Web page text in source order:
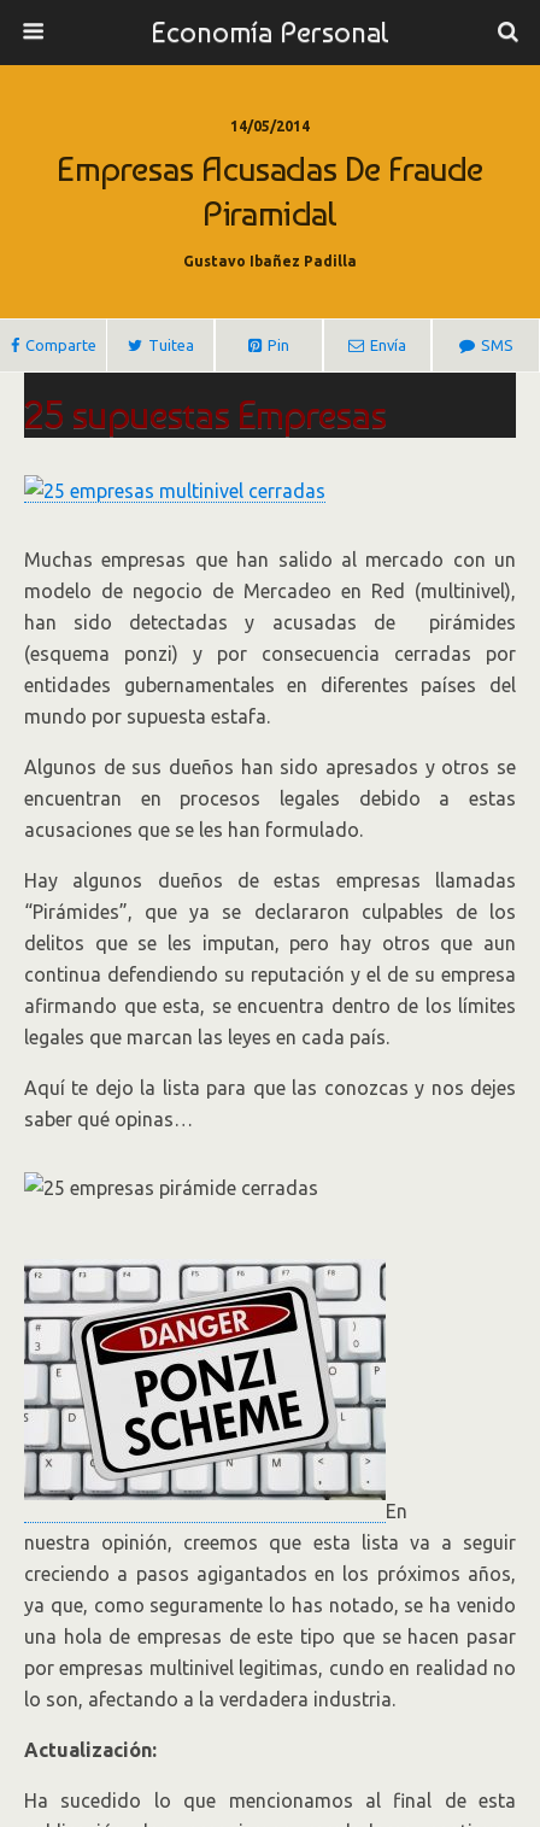
Economía Personal
14/05/2014
Empresas Acusadas De Fraude
Piramidal
Gustavo Ibañez Padilla
Comparte Tuitea Pin Envía SMS
25 supuestas Empresas
“Multinivel” acusadas de
pirámides
Por Guillermo Zuluaga.
Muchas empresas que han salido al mercado con un
modelo de negocio de Mercadeo en Red (multinivel),
han sido detectadas y acusadas de pirámides
(esquema ponzi) y por consecuencia cerradas por
entidades gubernamentales en diferentes países del
mundo por supuesta estafa.
Algunos de sus dueños han sido apresados y otros se
encuentran en procesos legales debido a estas
acusaciones que se les han formulado.
Hay algunos dueños de estas empresas llamadas
“Pirámides”, que ya se declararon culpables de los
delitos que se les imputan, pero hay otros que aun
continua defendiendo su reputación y el de su empresa
afirmando que esta, se encuentra dentro de los límites
legales que marcan las leyes en cada país.
Aquí te dejo la lista para que las conozcas y nos dejes
saber qué opinas…
En
nuestra opinión, creemos que esta lista va a seguir
creciendo a pasos agigantados en los próximos años,
ya que, como seguramente lo has notado, se ha venido
una hola de empresas de este tipo que se hacen pasar
por empresas multinivel legitimas, cundo en realidad no
lo son, afectando a la verdadera industria.
Actualización:
Ha sucedido lo que mencionamos al final de esta